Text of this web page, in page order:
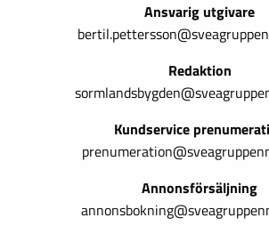
Ansvarig utgivare
Redaktion
Kundservice
Annonsförsäljning